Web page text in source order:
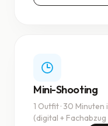
Mini-Shooting
1 Outfit · 30
(digital + Fachabzug